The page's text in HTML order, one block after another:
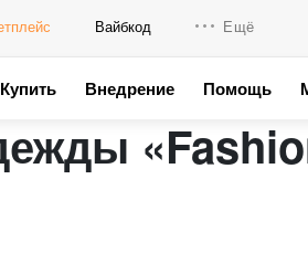
Вайбкод Ещё
Промо
Купить Внедрение Помощь